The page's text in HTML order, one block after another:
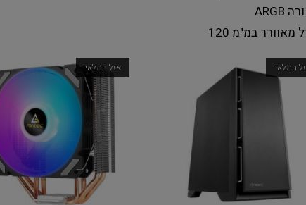
ARGB
מאוורר במ"מ 120
המלאי אזל המלאי